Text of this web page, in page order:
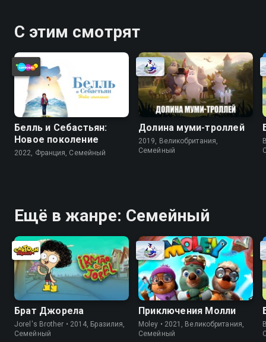
С этим смотрят
Белль и Себастьян:
Новое поколение
2022, Франция, Cемейный
Долина муми-троллей
2019, Великобритания,
Cемейный
Ещё в жанре: Cемейный
Брат Джорела
Jorel's Brother • 2014, Бразилия,
Cемейный
Приключения Молли
Moley • 2021, Великобритания,
Cемейный